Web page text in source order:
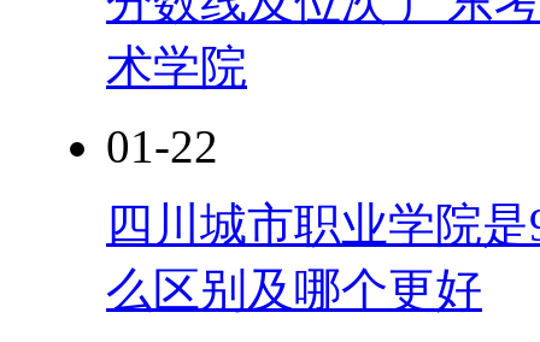
术学院
01-22
四川城市职业学院
么区别及哪个更好